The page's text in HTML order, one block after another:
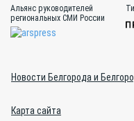
Альянс руководителей
региональных СМИ России
Новости Белгорода и
Карта сайта